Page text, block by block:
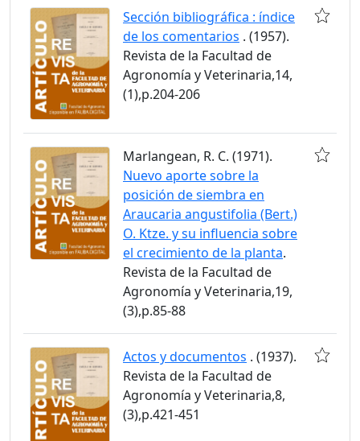
Sección bibliográfica : índice
de los comentarios . (1957).
Revista de la Facultad de
Agronomía y Veterinaria,14,
(1),p.204-206
Marlangean, R. C. (1971).
Nuevo aporte sobre la
posición de siembra en
Araucaria angustifolia (Bert.)
O. Ktze. y su influencia sobre
el crecimiento de la planta.
Revista de la Facultad de
Agronomía y Veterinaria,19,
(3),p.85-88
Actos y documentos . (1937).
Revista de la Facultad de
Agronomía y Veterinaria,8,
(3),p.421-451